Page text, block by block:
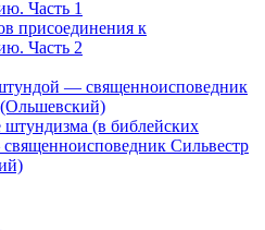
Часть 1
присоединения к
Часть 2
— священноисповедник
(в библейских
Сильвестр